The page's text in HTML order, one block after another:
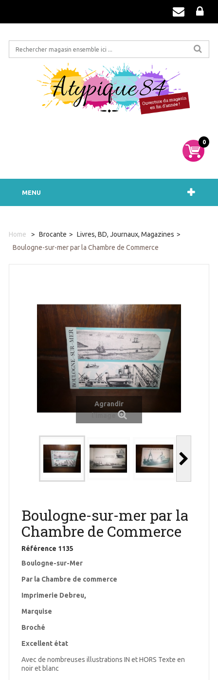
0
MENU
Home > Brocante > Livres, BD, Journaux, Magazines >
Boulogne-sur-mer par la Chambre de Commerce
Agrandir
Boulogne-sur-mer par la
Chambre de Commerce
Référence 1135
Boulogne-sur-Mer
Par la Chambre de commerce
Imprimerie Debreu,
Marquise
Broché
Excellent état
Avec de nombreuses illustrations IN et HORS Texte en
noir et blanc